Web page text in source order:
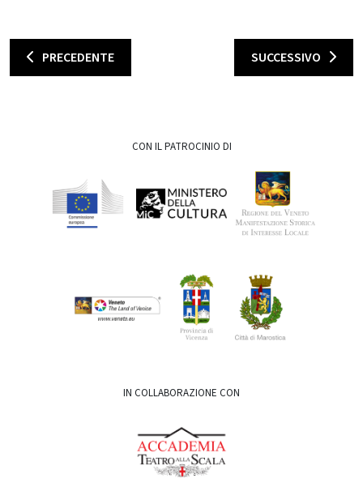
PRECEDENTE SUCCESSIVO
CON IL PATROCINIO DI
IN COLLABORAZIONE CON